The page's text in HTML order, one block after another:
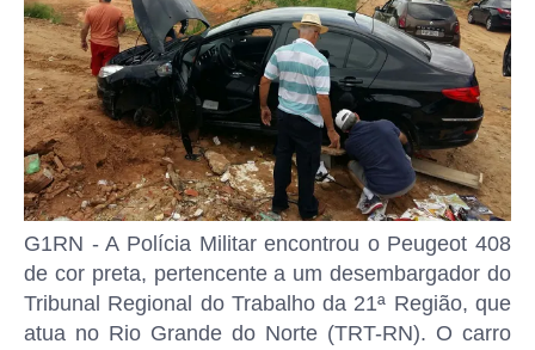
G1RN - A Polícia Militar encontrou o Peugeot 408
de cor preta, pertencente a um desembargador do
Tribunal Regional do Trabalho da 21ª Região, que
atua no Rio Grande do Norte (TRT-RN). O carro